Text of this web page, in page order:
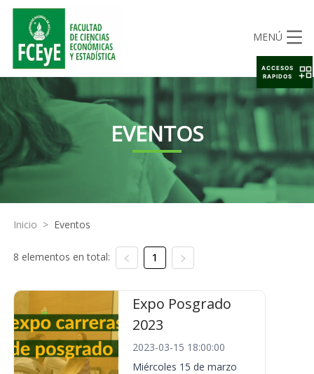
MENÚ
EVENTOS
Inicio > Eventos
8 elementos en total: 1
Expo Posgrado
2023
2023-03-15 18:00:00
Miércoles 15 de marzo
ACCESOS
RAPIDOS